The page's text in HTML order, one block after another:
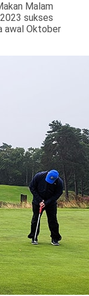
Malam
sukses
awal Oktober